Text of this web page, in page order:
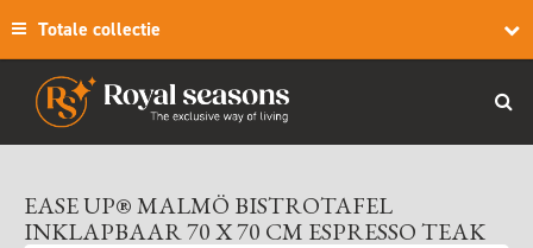
Totale collectie
EASE UP® MALMÖ BISTROTAFEL
INKLAPBAAR 70 X 70 CM ESPRESSO TEAK